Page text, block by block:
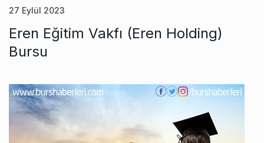
27 Eylül 2023
Eren Eğitim Vakfı (Eren Holding)
Bursu